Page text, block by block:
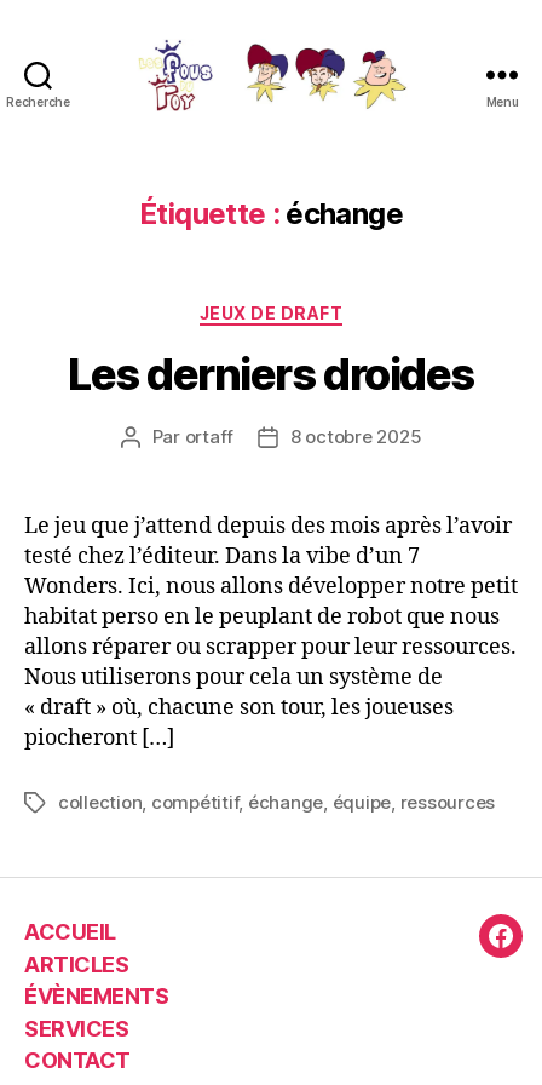
Recherche
Roy
Menu
Étiquette : échange
Catégories
JEUX DE DRAFT
Les derniers droides
Auteur
Par ortaff
Date8 octobre 2025
Le jeu que j’attend depuis des mois après l’avoir
testé chez l’éditeur. Dans la vibe d’un 7
Wonders. Ici, nous allons développer notre petit
habitat perso en le peuplant de robot que nous
allons réparer ou scrapper pour leur ressources.
Nous utiliserons pour cela un système de
« draft » où, chacune son tour, les joueuses
piocheront […]
Étiquettes
collection compétitif, échange équipe ressources
ACCUEIL
ARTICLES
ÉVÈNEMENTS
SERVICES
CONTACT